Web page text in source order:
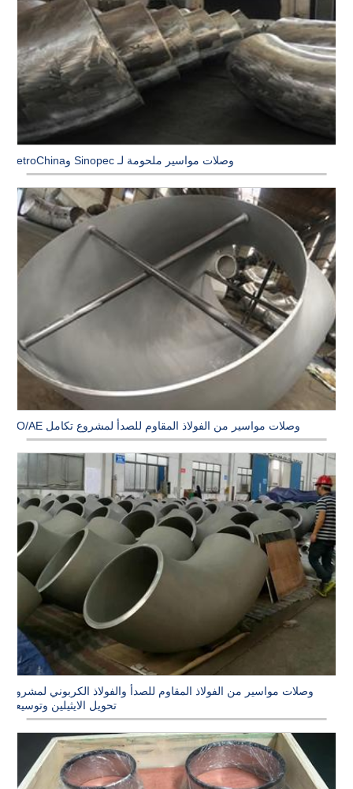
وصلات مواسير ملحومة لـ Sinopec وPetroChina
وصلات مواسير من الفولاذ المقاوم للصدأ لمشروع تكامل PO/AE
وصلات مواسير من الفولاذ المقاوم للصدأ والفولاذ الكربوني لمشروع
تحويل الايثيلين وتوسيعه